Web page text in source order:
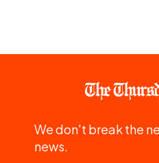
We don't break the
news.